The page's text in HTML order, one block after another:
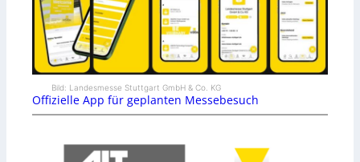
Bild: Landesmesse Stuttgart GmbH & Co. KG
Offizielle App für geplanten Messebesuch